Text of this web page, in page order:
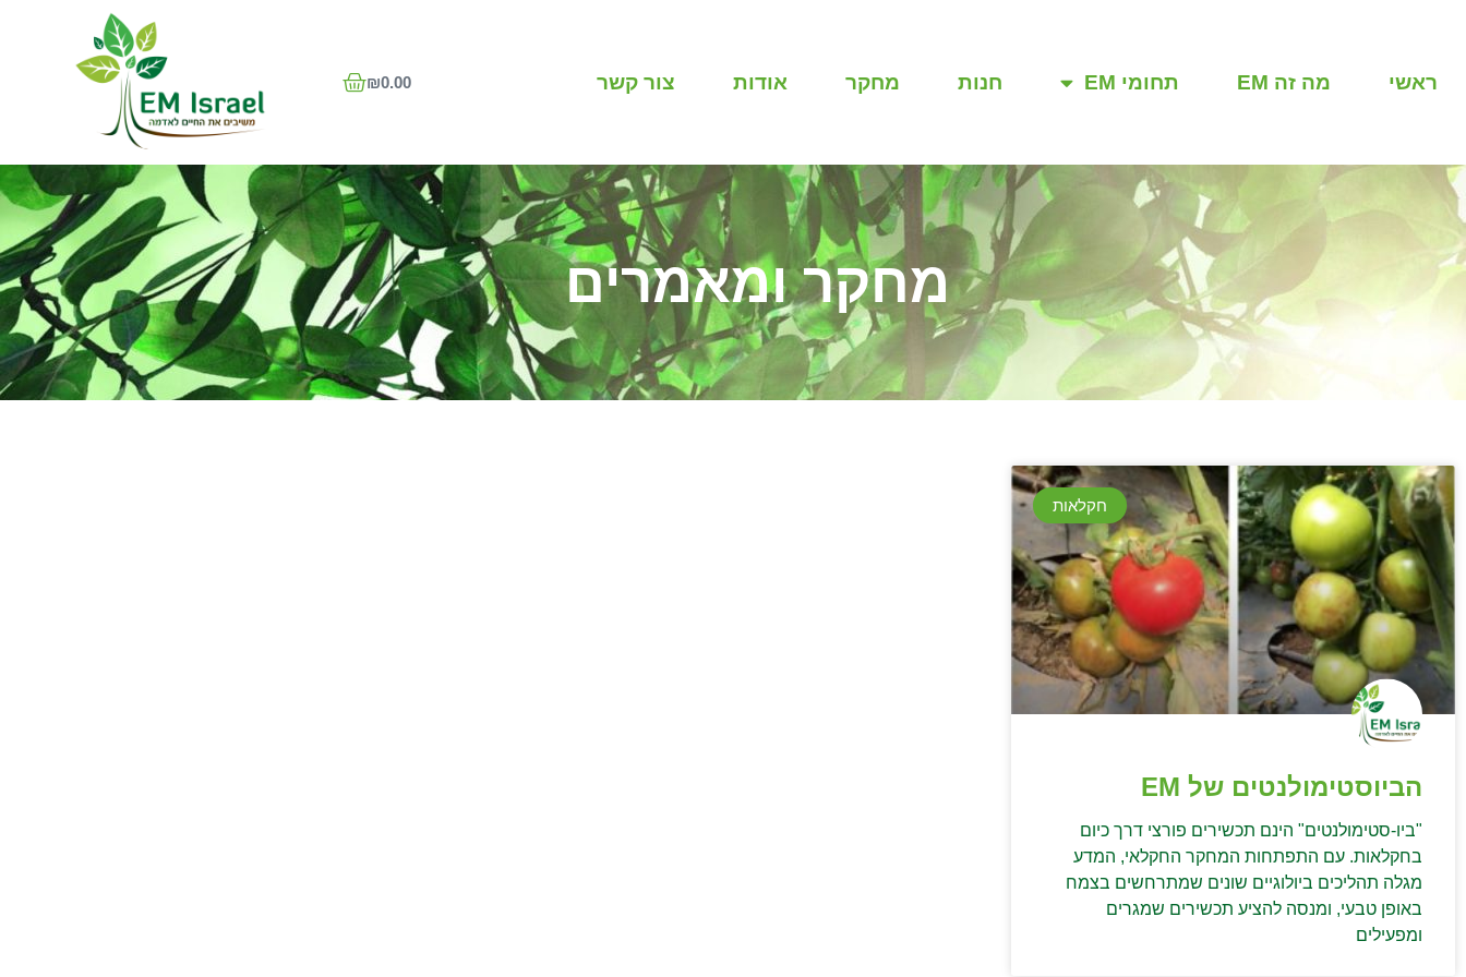
ראשי מה זה EM תחומי EM חנות מחקר אודות צור קשר ₪0.00
מחקר ומאמרים
חקלאות
הביוסטימולנטים של EM
"ביו-סטימולנטים" הינם תכשירים פורצי דרך כיום
בחקלאות. עם התפתחות המחקר החקלאי, המדע
מגלה תהליכים ביולוגיים שונים שמתרחשים בצמח
באופן טבעי, ומנסה להציע תכשירים שמגרים
ומפעילים